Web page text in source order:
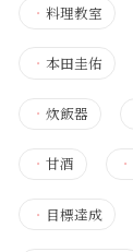
・ 料理教室
・ 本田圭佑
・ 炊飯器
・ 甘酒 ・
・ 目標達成